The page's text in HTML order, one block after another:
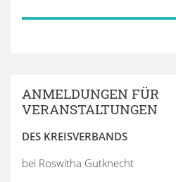
ANMELDUNGEN FÜR
VERANSTALTUNGEN
DES KREISVERBANDS
bei Roswitha Gutknecht